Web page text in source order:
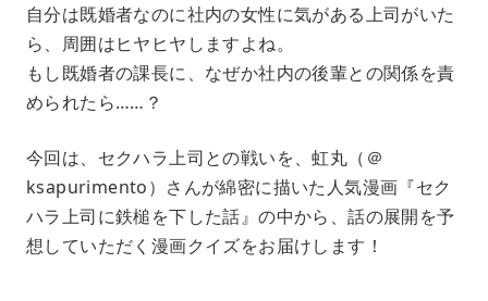
u
e
自分は既婚者なのに社内の女性に気がある上司がいた
ら、周囲はヒヤヒヤしますよね。
もし既婚者の課長に、なぜか社内の後輩との関係を責
められたら……？
今回は、セクハラ上司との戦いを、虹丸（＠
ksapurimento）さんが綿密に描いた人気漫画『セク
ハラ上司に鉄槌を下した話』の中から、話の展開を予
想していただく漫画クイズをお届けします！